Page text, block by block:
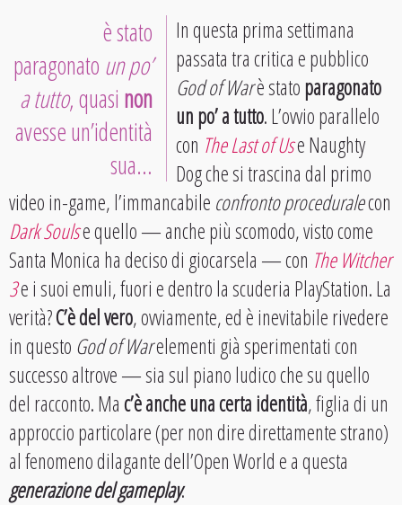
è stato
paragonato un po’
a tutto, quasi non
avesse un’identità
sua…
In questa prima settimana
passata tra critica e pubblico
God of Warè statoparagonato
un po’ a tutto. L’ovvio parallelo
con The Last of Use Naughty
Dog che si trascina dal primo
video in-game, l’immancabile confronto proceduralecon
Dark Soulse quello — anche più scomodo, visto come
Santa Monica ha deciso di giocarsela — con The Witcher
3e i suoi emuli, fuori e dentro la scuderia PlayStation. La
verità?C’è del vero, ovviamente, ed è inevitabile rivedere
in questo God of Warelementi già sperimentati con
successo altrove — sia sul piano ludico che su quello
del racconto. Mac’è anche una certa identità, figlia di un
approccio particolare (per non dire direttamente strano)
al fenomeno dilagante dell’Open World e a questa
generazione del gameplay.